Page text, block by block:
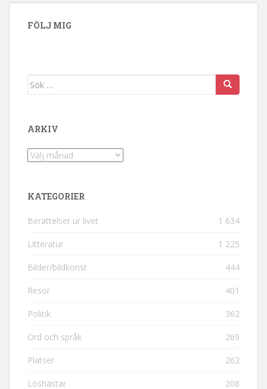
FÖLJ MIG
Sök efter:
ARKIV
Arkiv
KATEGORIER
Berättelser ur livet 1 634
Litteratur 1 225
Bilder/bildkonst 444
Resor 401
Politik 362
Ord och språk 269
Platser 262
Löshästar 208